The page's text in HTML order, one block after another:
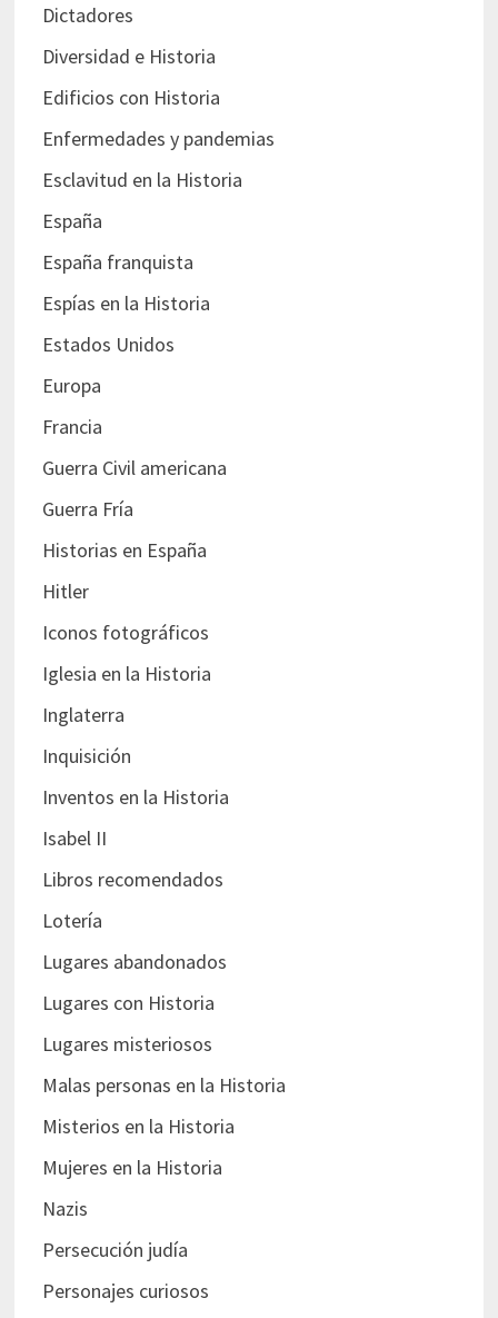
Dictadores
Diversidad e Historia
Edificios con Historia
Enfermedades y pandemias
Esclavitud en la Historia
España
España franquista
Espías en la Historia
Estados Unidos
Europa
Francia
Guerra Civil americana
Guerra Fría
Historias en España
Hitler
Iconos fotográficos
Iglesia en la Historia
Inglaterra
Inquisición
Inventos en la Historia
Isabel II
Libros recomendados
Lotería
Lugares abandonados
Lugares con Historia
Lugares misteriosos
Malas personas en la Historia
Misterios en la Historia
Mujeres en la Historia
Nazis
Persecución judía
Personajes curiosos